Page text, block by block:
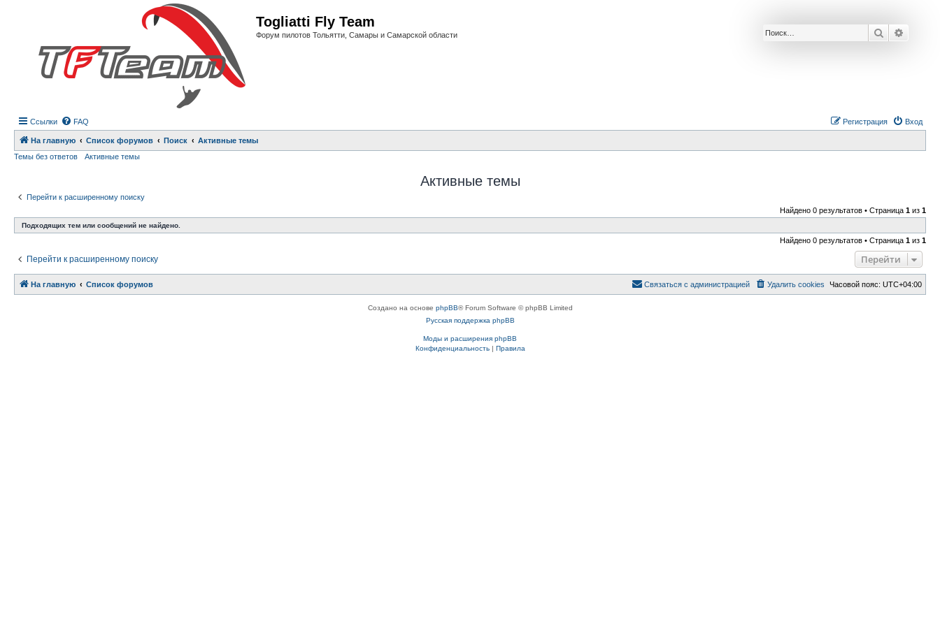
Togliatti Fly Team
Форум пилотов Тольятти, Самары и Самарской области Поиск
Ссылки FAQ Вход
Регистрация
На главную Список форумов Поиск
Активные темы
Темы без ответов
Активные темы
Активные темы
Перейти к расширенному поиску
Найдено 0 результатов • Страница 1 из 1
Подходящих тем или сообщений не найдено.
Найдено 0 результатов • Страница 1 из 1
Перейти к расширенному поиску Перейти
На главную Список форумов Часовой пояс: UTC+04:00
Удалить cookies
Связаться с
Связаться с администрацией
Создано на основе phpBB® Forum Software © phpBB Limited
Русская поддержка phpBB
Моды и расширения phpBB
Конфиденциальность| Правила